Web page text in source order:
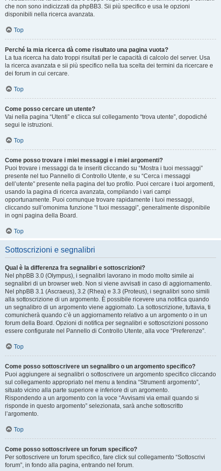
che non sono indicizzati da phpBB3. Sii più specifico e usa le opzioni
disponibili nella ricerca avanzata.
Top
Perché la mia ricerca dà come risultato una pagina vuota?
La tua ricerca ha dato troppi risultati per le capacità di calcolo del server. Usa
la ricerca avanzata e sii più specifico nella tua scelta dei termini da ricercare e
dei forum in cui cercare.
Top
Come posso cercare un utente?
Vai nella pagina “Utenti” e clicca sul collegamento “trova utente”, dopodiché
segui le istruzioni.
Top
Come posso trovare i miei messaggi e i miei argomenti?
Puoi trovare i messaggi da te inseriti cliccando su “Mostra i tuoi messaggi”
presente nel tuo Pannello di Controllo Utente, e su “Cerca i messaggi
dell’utente” presente nella pagina del tuo profilo. Puoi cercare i tuoi argomenti,
usando la pagina di ricerca avanzata, compilando i vari campi
opportunamente. Puoi comunque trovare rapidamente i tuoi messaggi,
cliccando sull’omonima funzione “I tuoi messaggi”, generalmente disponibile
in ogni pagina della Board.
Top
Sottoscrizioni e segnalibri
Qual è la differenza fra segnalibri e sottoscrizioni?
Nel phpBB 3.0 (Olympus), i segnalibri lavorano in modo molto simile ai
segnalibri di un browser web. Non si viene avvisati in caso di aggiornamento.
Nel phpBB 3.1 (Ascraeus), 3.2 (Rhea) e 3.3 (Proteus), i segnalibri sono simili
alla sottoscrizione di un argomento. È possibile ricevere una notifica quando
un segnalibro di un argomento viene aggiornato. La sottoscrizione, tuttavia, ti
comunicherà quando c’è un aggiornamento relativo a un argomento o in un
forum della Board. Opzioni di notifica per segnalibri e sottoscrizioni possono
essere configurate nel Pannello di Controllo Utente, alla voce “Preferenze”.
Top
Come posso sottoscrivere un segnalibro o un argomento specifico?
Puoi aggiungere ai segnalibri o sottoscrivere un argomento specifico cliccando
sul collegamento appropriato nel menu a tendina “Strumenti argomento”,
situato vicino alla parte superiore e inferiore di un argomento.
Rispondendo a un argomento con la voce “Avvisami via email quando si
risponde in questo argomento” selezionata, sarà anche sottoscritto
l’argomento.
Top
Come posso sottoscrivere un forum specifico?
Per sottoscrivere un forum specifico, fare click sul collegamento “Sottoscrivi
forum”, in fondo alla pagina, entrando nel forum.